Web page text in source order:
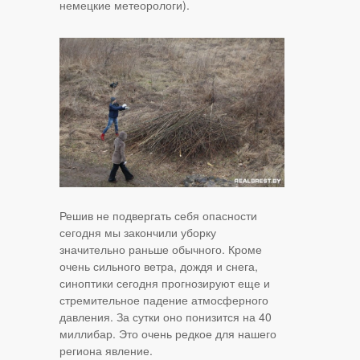
немецкие метеорологи).
Решив не подвергать себя опасности
сегодня мы закончили уборку
значительно раньше обычного. Кроме
очень сильного ветра, дождя и снега,
синоптики сегодня прогнозируют еще и
стремительное падение атмосферного
давления. За сутки оно понизится на 40
миллибар. Это очень редкое для нашего
региона явление.